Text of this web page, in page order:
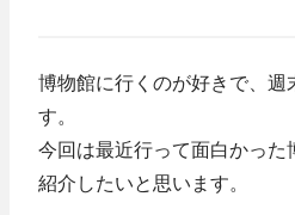
博物館に行くのが好きで、週
す。
今回は最近行って面白かった
紹介したいと思います。